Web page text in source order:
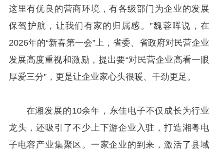
这里有优良的营商环境，有各级部门为企业的发展
保驾护航，让我们有家的归属感。”魏蓉晖说，在
2026年的“新春第一会”上，省委、省政府对民营企业
发展高度重视和激励，提出要“对民营企业高看一眼
厚爱三分”，更是让企业家心头很暖、干劲更足。
在湘发展的10余年，东佳电子不仅成长为行业
龙头，还吸引了不少上下游企业入驻，打造湘粤电
子电容产业集聚区。一家企业的到来，激活了县域